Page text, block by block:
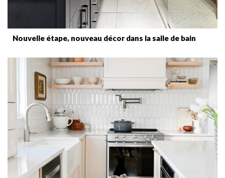
Nouvelle étape, nouveau décor dans la salle de bain